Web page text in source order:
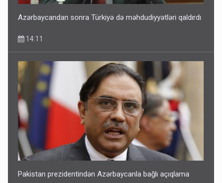
Azərbaycandan sonra Türkiyə də məhdudiyyətləri qaldırdı
14:11
Pakistan prezidentindən Azərbaycanla bağlı açıqlama